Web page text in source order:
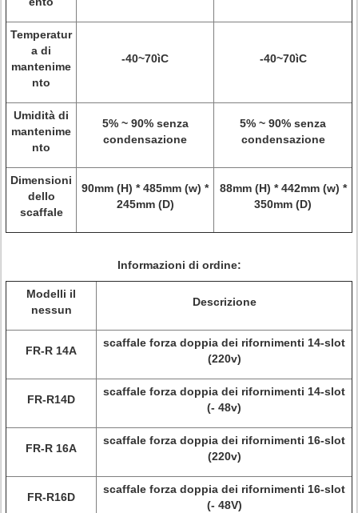
Temperatur
a di
mantenime
nto
-40~70ìC -40~70ìC
Umidità di
mantenime
nto
5% ~ 90% senza
condensazione
5% ~ 90% senza
condensazione
Dimensioni
dello
scaffale
90mm (H) * 485mm (w) *
245mm (D)
88mm (H) * 442mm (w) *
350mm (D)
Informazioni di ordine:
Modelli il
nessun
Descrizione
FR-R 14A
scaffale forza doppia dei rifornimenti 14-slot
(220v)
FR-R14D
scaffale forza doppia dei rifornimenti 14-slot
(- 48v)
FR-R 16A
scaffale forza doppia dei rifornimenti 16-slot
(220v)
FR-R16D
scaffale forza doppia dei rifornimenti 16-slot
(- 48V)